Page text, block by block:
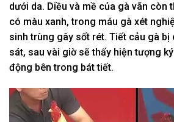
dưới da. Diều và mề của gà vãn còn
có màu xanh, trong máu gà xét
sinh trùng gây sốt rét. Tiết cảu gà bị
sát, sau vài giờ sẽ thấy hiện tượng
động bên trong bát tiết.